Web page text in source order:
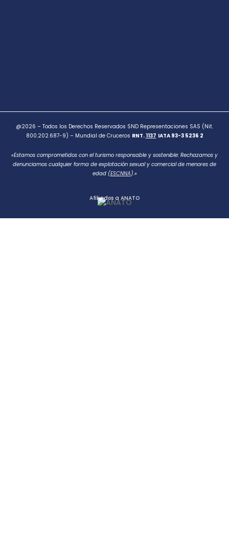
@2026 – Todos los Derechos Reservados SND Representaciones SAS (Nit.
800.202.687-9) – Mundial de Cruceros RNT. 1137 IATA 93-3 5236 2
«Estamos comprometidos con el turismo responsable y sostenible: Rechazamos y
denunciamos cualquier forma de explotación sexual y comercial de menores de
edad (ESCNNA).»
Afiliados a ANATO